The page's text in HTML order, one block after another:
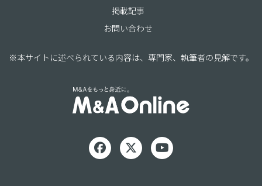
掲載記事
お問い合わせ
※本サイトに述べられている内容は、専門家、執筆者の見解です。